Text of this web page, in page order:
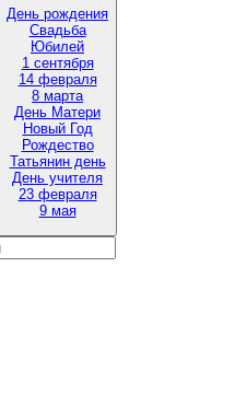
День рождения
Свадьба
Юбилей
1 сентября
14 февраля
8 марта
День Матери
Новый Год
Рождество
Татьянин день
День учителя
23 февраля
9 мая